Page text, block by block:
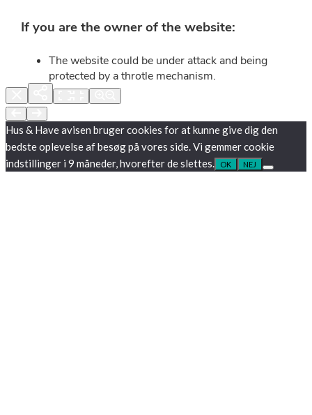
Hus & Have avisen bruger cookies for at kunne give dig den
bedste oplevelse af besøg på vores side. Vi gemmer cookie
indstillinger i 9 måneder, hvorefter de slettes.
OK NEJ